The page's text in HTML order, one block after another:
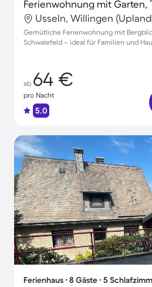
Usseln, Willingen
Gemütliche Ferienwohnung mit
Schwalefeld – ideal für Familien und
ab 64 €
pro Nacht
5.0
Ferienhaus ∙ 8 Gäste ∙ 5